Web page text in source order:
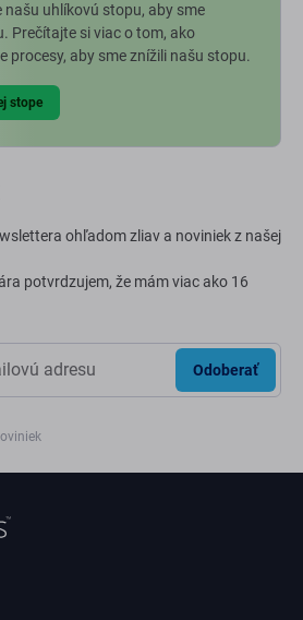
našu uhlíkovú stopu, aby sme
Prečítajte si viac o tom, ako
procesy, aby sme znížili našu stopu.
stope
ohľadom zliav a noviniek z našej
potvrdzujem, že mám viac ako 16
Odoberať